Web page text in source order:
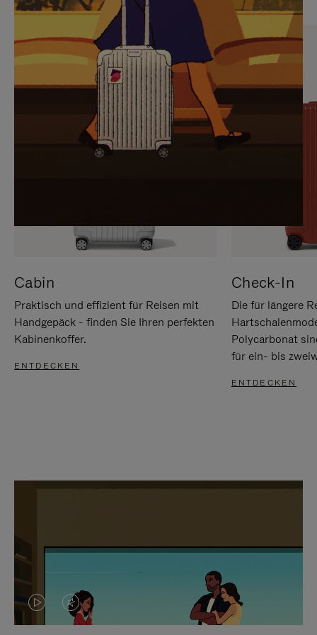
SIE,
UM
ANZUHALTEN
AUFHEBEN
DER
STUMMSCHALTUNG
Cabin
Praktisch und effizient für Reisen mit
Handgepäck - finden Sie Ihren perfekten
Kabinenkoffer.
ENTDECKEN
Check-In
Die für längere
Polycarbonat
für ein- bis
ENTDECKEN
DASVIDEO